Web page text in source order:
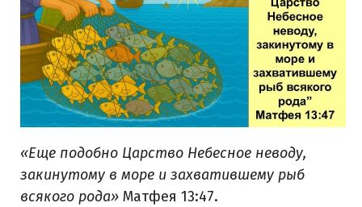
«Еще подобно Царство Небесное неводу,
закинутому в море и захватившему рыб
всякого рода» Матфея 13:47.